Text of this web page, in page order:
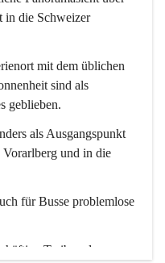
in die Schweizer
mit dem üblichen
sind als
geblieben.
als Ausgangspunkt
und in die
für Busse problemlose
Treiben der